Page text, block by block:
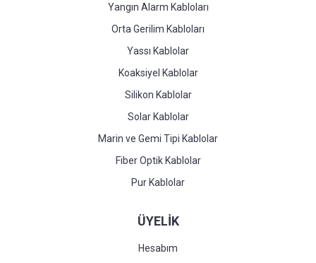
Yangın Alarm Kabloları
Orta Gerilim Kabloları
Yassı Kablolar
Koaksiyel Kablolar
Silikon Kablolar
Solar Kablolar
Marin ve Gemi Tipi Kablolar
Fiber Optik Kablolar
Pur Kablolar
ÜYELİK
Hesabım